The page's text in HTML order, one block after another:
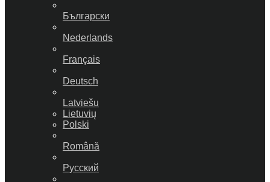
Български
Nederlands
Français
Deutsch
Latviešu
Lietuvių
Polski
Română
Русский